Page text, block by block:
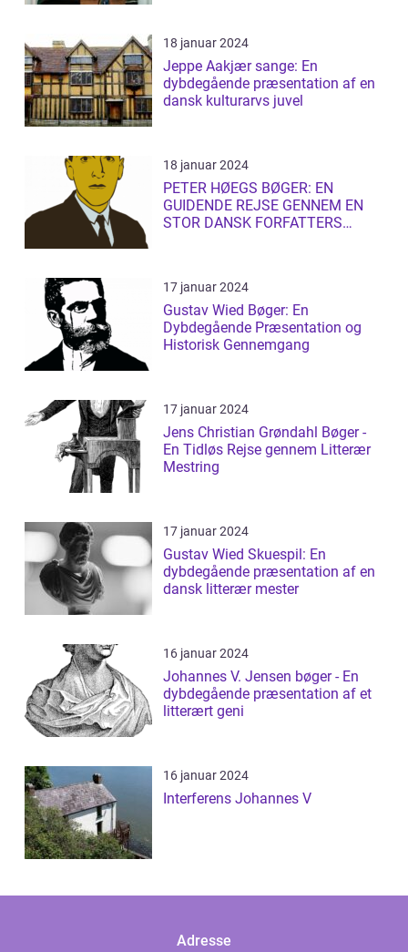
18 januar 2024
Jeppe Aakjær sange: En
dybdegående præsentation af en
dansk kulturarvs juvel
18 januar 2024
PETER HØEGS BØGER: EN
GUIDENDE REJSE GENNEM EN
STOR DANSK FORFATTERS
17 januar 2024
Gustav Wied Bøger: En
Dybdegående Præsentation og
Historisk Gennemgang
17 januar 2024
Jens Christian Grøndahl Bøger -
En Tidløs Rejse gennem Litterær
Mestring
17 januar 2024
Gustav Wied Skuespil: En
dybdegående præsentation af en
dansk litterær mester
16 januar 2024
Johannes V. Jensen bøger - En
dybdegående præsentation af et
litterært geni
16 januar 2024
Interferens Johannes V
Adresse